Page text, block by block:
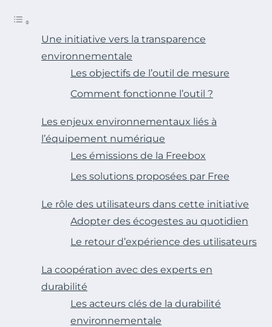
Une initiative vers la transparence
environnementale
Les objectifs de l’outil de mesure
Comment fonctionne l’outil ?
Les enjeux environnementaux liés à
l’équipement numérique
Les émissions de la Freebox
Les solutions proposées par Free
Le rôle des utilisateurs dans cette initiative
Adopter des écogestes au quotidien
Le retour d’expérience des utilisateurs
La coopération avec des experts en
durabilité
Les acteurs clés de la durabilité
environnementale